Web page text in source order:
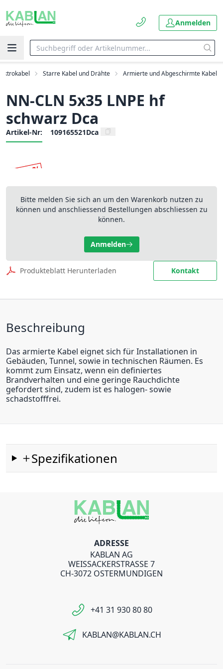
Anmelden
Starre Kabel und Drähte Armierte und Abgeschirmte Kabel
NN-CLN 5x35 LNPE hf
schwarz Dca
Artikel-Nr: 109165521Dca
Bitte melden Sie sich an um den Warenkorb nutzen zu
können und anschliessend Bestellungen abschliessen zu
können.
Anmelden
Produkteblatt Herunterladen Kontakt
Beschreibung
Das armierte Kabel eignet sich für Installationen in
Gebäuden, Tunnel, sowie in technischen Räumen. Es
kommt zum Einsatz, wenn ein definiertes
Brandverhalten und eine geringe Rauchdichte
gefordert sind, zudem ist es halogen- sowie
schadstofffrei.
Spezifikationen
ADRESSE
KABLAN AG
WEISSACKERSTRASSE 7
CH-3072 OSTERMUNDIGEN
+41 31 930 80 80
KABLAN@KABLAN.CH